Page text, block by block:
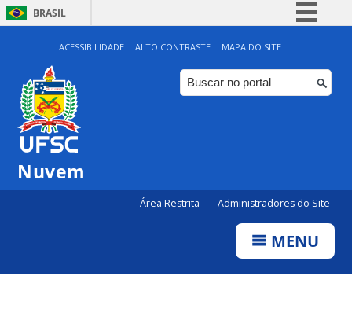
BRASIL
Simplifique!
Comunica BR
Participe
ACESSIBILIDADE ALTO CONTRASTE MAPA DO SITE
Nuvem
Área Restrita Administradores do Site
MENU